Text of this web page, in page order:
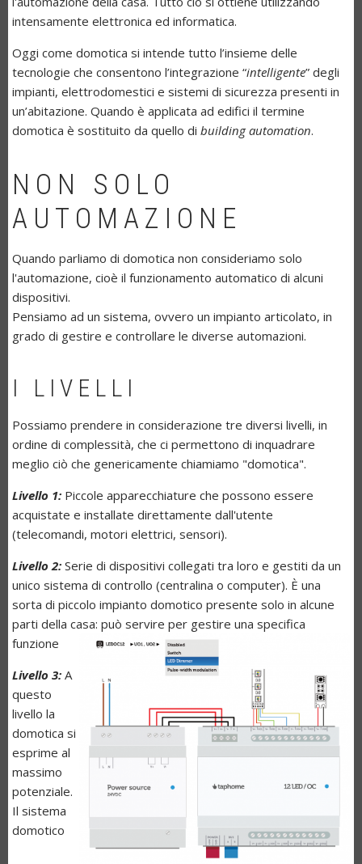
intensamente elettronica ed informatica.
Oggi come domotica si intende tutto l’insieme delle
tecnologie che consentono l’integrazione “intelligente” degli
impianti, elettrodomestici e sistemi di sicurezza presenti in
un’abitazione. Quando è applicata ad edifici il termine
domotica è sostituito da quello di building automation.
NON SOLO
AUTOMAZIONE
Quando parliamo di domotica non consideriamo solo
l'automazione, cioè il funzionamento automatico di alcuni
dispositivi.
Pensiamo ad un sistema, ovvero un impianto articolato, in
grado di gestire e controllare le diverse automazioni.
I LIVELLI
Possiamo prendere in considerazione tre diversi livelli, in
ordine di complessità, che ci permettono di inquadrare
meglio ciò che genericamente chiamiamo "domotica".
Livello 1: Piccole apparecchiature che possono essere
acquistate e installate direttamente dall'utente
(telecomandi, motori elettrici, sensori).
Livello 2: Serie di dispositivi collegati tra loro e gestiti da un
unico sistema di controllo (centralina o computer). È una
sorta di piccolo impianto domotico presente solo in alcune
parti della casa: può servire per gestire una specifica
funzione
Livello 3: A
questo
livello la
domotica si
esprime al
massimo
potenziale.
Il sistema
domotico